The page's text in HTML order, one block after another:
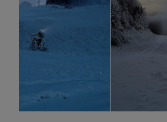
ASCULTĂ LIVE